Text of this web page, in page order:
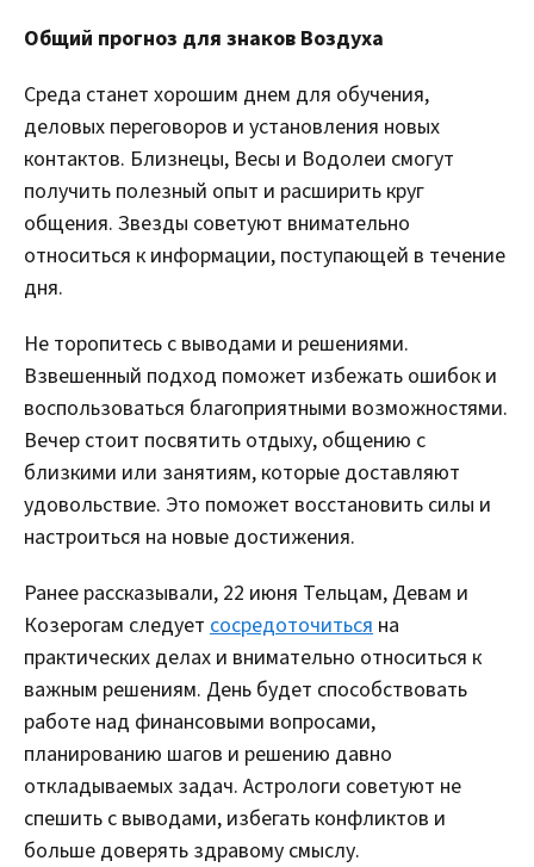
Общий прогноз для знаков Воздуха
Среда станет хорошим днем для обучения,
деловых переговоров и установления новых
контактов. Близнецы, Весы и Водолеи смогут
получить полезный опыт и расширить круг
общения. Звезды советуют внимательно
относиться к информации, поступающей в течение
дня.
Не торопитесь с выводами и решениями.
Взвешенный подход поможет избежать ошибок и
воспользоваться благоприятными возможностями.
Вечер стоит посвятить отдыху, общению с
близкими или занятиям, которые доставляют
удовольствие. Это поможет восстановить силы и
настроиться на новые достижения.
Ранее рассказывали, 22 июня Тельцам, Девам и
Козерогам следует сосредоточиться на
практических делах и внимательно относиться к
важным решениям. День будет способствовать
работе над финансовыми вопросами,
планированию шагов и решению давно
откладываемых задач. Астрологи советуют не
спешить с выводами, избегать конфликтов и
больше доверять здравому смыслу.